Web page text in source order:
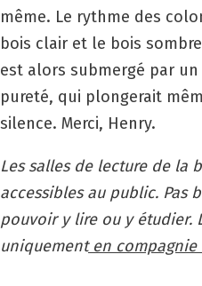
même. Le rythme des
bois clair et le bois
est alors submergé par
pureté, qui plongerait
silence. Merci, Henry.
Les salles de lecture de la
accessibles au public. Pas
pouvoir y lire ou y étudier.
uniquementen compagnie